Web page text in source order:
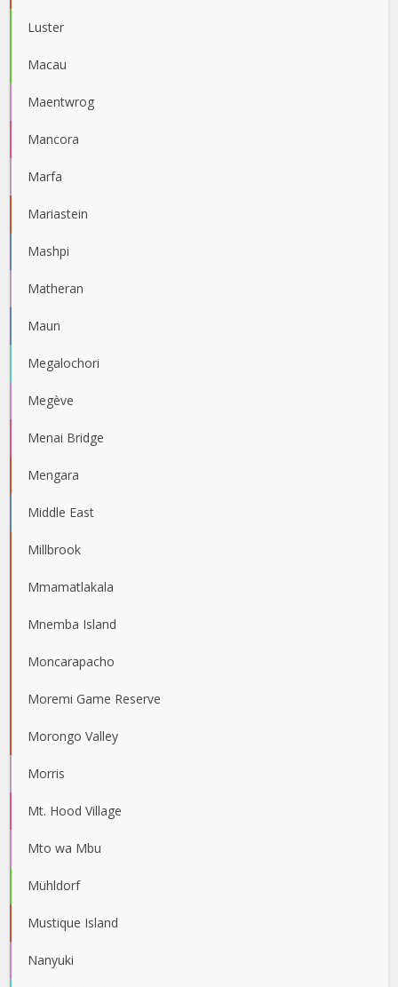
Luster
Macau
Maentwrog
Mancora
Marfa
Mariastein
Mashpi
Matheran
Maun
Megalochori
Megève
Menai Bridge
Mengara
Middle East
Millbrook
Mmamatlakala
Mnemba Island
Moncarapacho
Moremi Game Reserve
Morongo Valley
Morris
Mt. Hood Village
Mto wa Mbu
Mühldorf
Mustique Island
Nanyuki